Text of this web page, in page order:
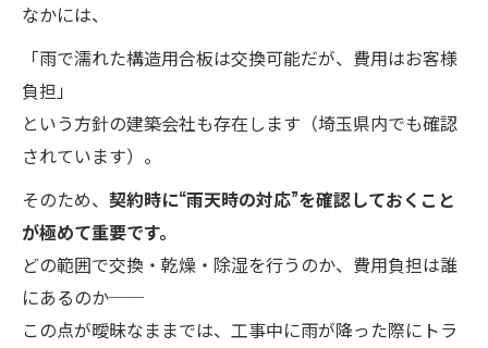
なかには、
「雨で濡れた構造用合板は交換可能だが、費用はお客様
負担」
という方針の建築会社も存在します（埼玉県内でも確認
されています）。
そのため、 契約時に“雨天時の対応”を確認しておくこと
が極めて重要です。
どの範囲で交換・乾燥・除湿を行うのか、費用負担は誰
にあるのか──
この点が曖昧なままでは、工事中に雨が降った際にトラ